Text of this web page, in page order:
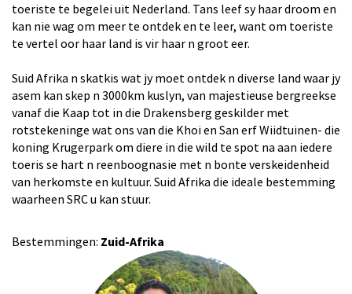
toeriste te begelei uit Nederland. Tans leef sy haar droom en
kan nie wag om meer te ontdek en te leer, want om toeriste
te vertel oor haar land is vir haar n groot eer.
Suid Afrika n skatkis wat jy moet ontdek n diverse land waar jy
asem kan skep n 3000km kuslyn, van majestieuse bergreekse
vanaf die Kaap tot in die Drakensberg geskilder met
rotstekeninge wat ons van die Khoi en San erf Wiidtuinen- die
koning Krugerpark om diere in die wild te spot na aan iedere
toeris se hart n reenboognasie met n bonte verskeidenheid
van herkomste en kultuur. Suid Afrika die ideale bestemming
waarheen SRC u kan stuur.
Bestemmingen: Zuid-Afrika